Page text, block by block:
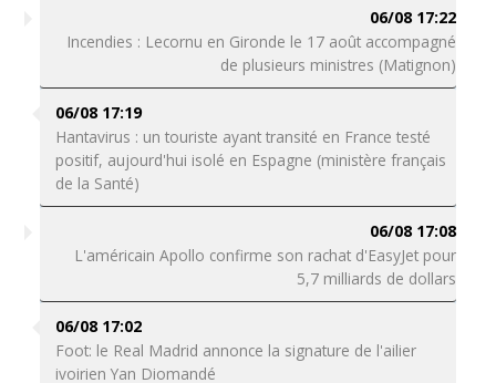
06/08 17:22
Incendies : Lecornu en Gironde le 17 août accompagné
de plusieurs ministres (Matignon)
06/08 17:19
Hantavirus : un touriste ayant transité en France testé
positif, aujourd'hui isolé en Espagne (ministère français
de la Santé)
06/08 17:08
L'américain Apollo confirme son rachat d'EasyJet pour
5,7 milliards de dollars
06/08 17:02
Foot: le Real Madrid annonce la signature de l'ailier
ivoirien Yan Diomandé